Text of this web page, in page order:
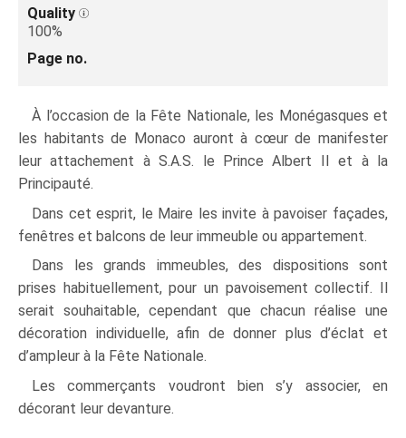
Quality
100%
Page no.
À l’occasion de la Fête Nationale, les Monégasques et
les habitants de Monaco auront à cœur de manifester
leur attachement à S.A.S. le Prince Albert II et à la
Principauté.
Dans cet esprit, le Maire les invite à pavoiser façades,
fenêtres et balcons de leur immeuble ou appartement.
Dans les grands immeubles, des dispositions sont
prises habituellement, pour un pavoisement collectif. Il
serait souhaitable, cependant que chacun réalise une
décoration individuelle, afin de donner plus d’éclat et
d’ampleur à la Fête Nationale.
Les commerçants voudront bien s’y associer, en
décorant leur devanture.